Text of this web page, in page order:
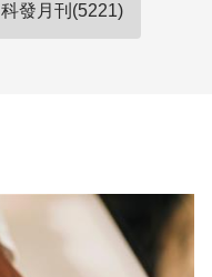
科發月刊(5221)